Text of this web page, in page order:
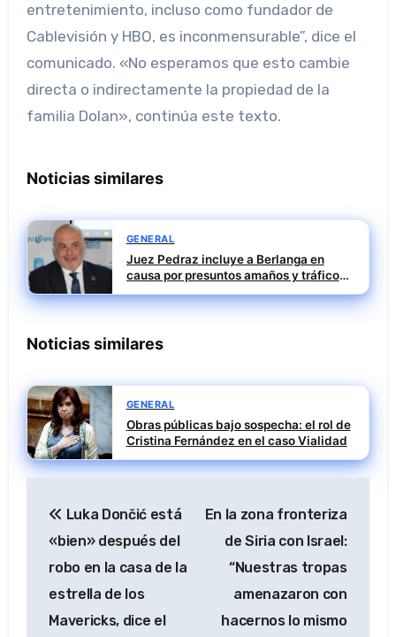
entretenimiento, incluso como fundador de
Cablevisión y HBO, es inconmensurable”, dice el
comunicado. «No esperamos que esto cambie
directa o indirectamente la propiedad de la
familia Dolan», continúa este texto.
Noticias similares
GENERAL
Juez Pedraz incluye a Berlanga en
causa por presuntos amaños y tráfico
de influencias
Noticias similares
GENERAL
Obras públicas bajo sospecha: el rol de
Cristina Fernández en el caso Vialidad
de
entradas
Luka Dončić está
«bien» después del
robo en la casa de la
estrella de los
Mavericks, dice el
En la zona fronteriza
de Siria con Israel:
“Nuestras tropas
amenazaron con
hacernos lo mismo